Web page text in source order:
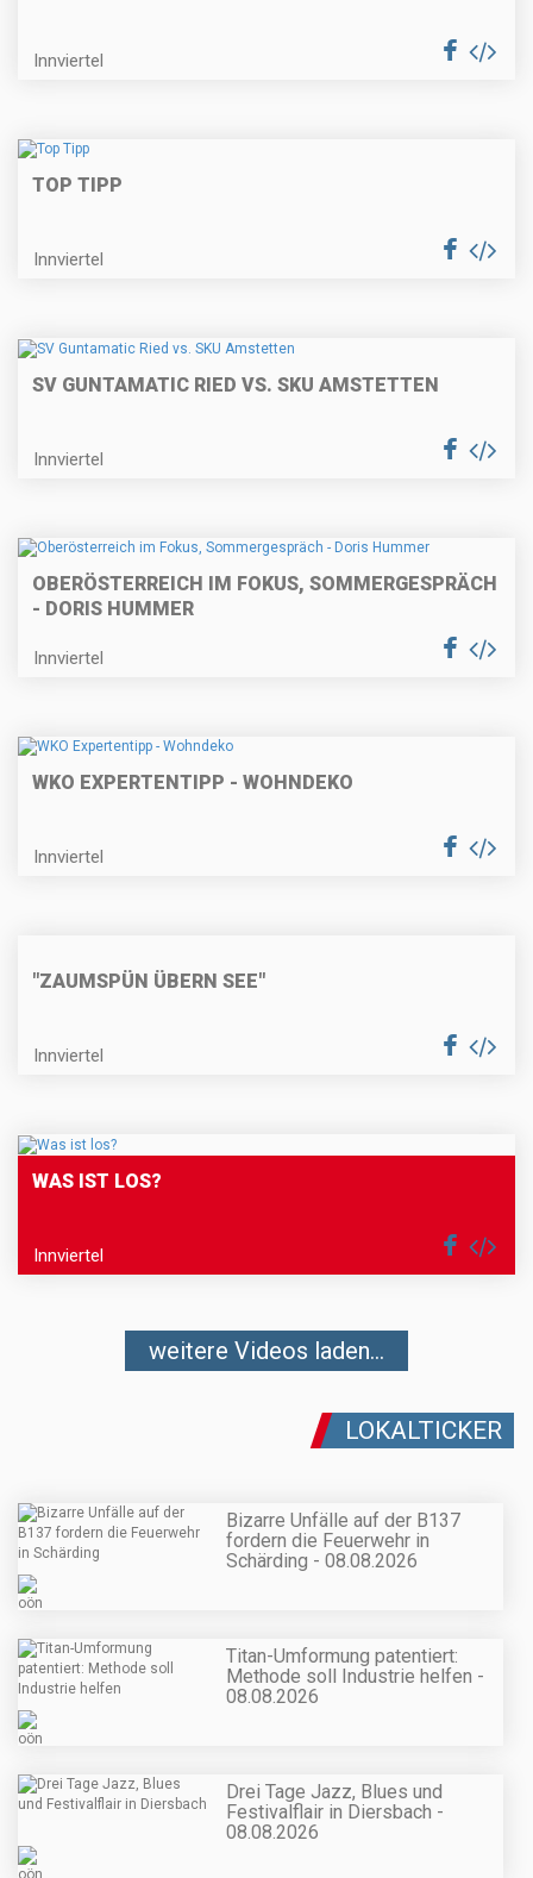
Innviertel
TOP TIPP
Innviertel
SV GUNTAMATIC RIED VS. SKU AMSTETTEN
Innviertel
OBERÖSTERREICH IM FOKUS, SOMMERGESPRÄCH
- DORIS HUMMER
Innviertel
WKO EXPERTENTIPP - WOHNDEKO
Innviertel
"ZAUMSPÜN ÜBERN SEE"
Innviertel
WAS IST LOS?
Innviertel
weitere Videos laden...
LOKALTICKER
Bizarre Unfälle auf der B137
fordern die Feuerwehr in
Schärding - 08.08.2026
Titan-Umformung patentiert:
Methode soll Industrie helfen -
08.08.2026
Drei Tage Jazz, Blues und
Festivalflair in Diersbach -
08.08.2026